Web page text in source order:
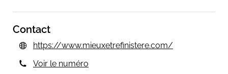
Contact
https://www.mieuxetrefinistere.com/
Voir le numéro